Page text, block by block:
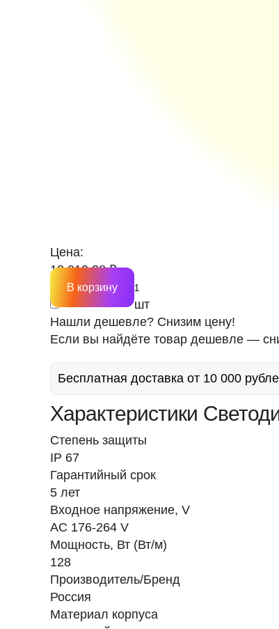
Цена:
18 019.38 ₽
шт
В корзину
Нашли дешевле? Снизим цену!
Если вы найдёте товар дешевле —
Бесплатная доставка от 10 000
Характеристики
Степень защиты
IP 67
Гарантийный срок
5 лет
Входное напряжение, V
AC 176-264 V
Мощность, Вт (Вт/м)
128
Производитель/Бренд
Россия
Материал корпуса